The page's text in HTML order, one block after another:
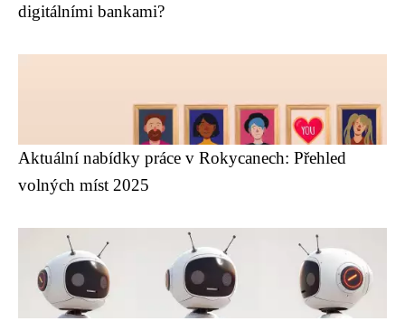
digitálními bankami?
Aktuální nabídky práce v Rokycanech: Přehled
volných míst 2025